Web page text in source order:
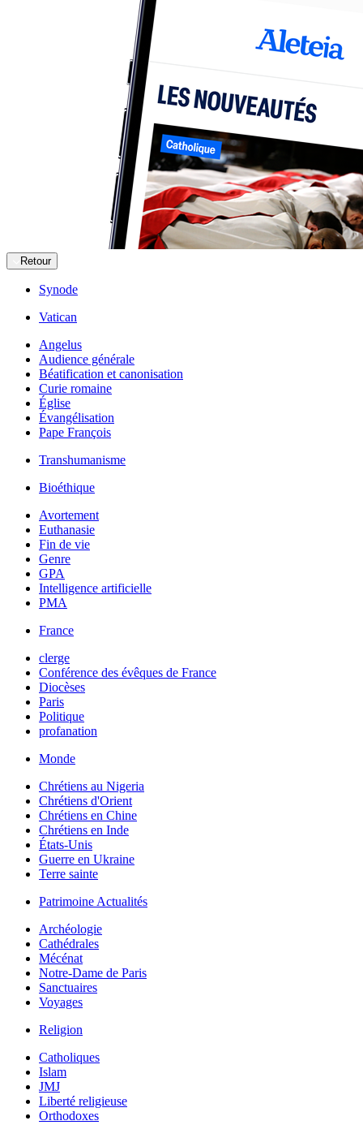
Retour
Synode
Vatican
Angelus
Audience générale
Béatification et canonisation
Curie romaine
Église
Évangélisation
Pape François
Transhumanisme
Bioéthique
Avortement
Euthanasie
Fin de vie
Genre
GPA
Intelligence artificielle
PMA
France
clerge
Conférence des évêques de France
Diocèses
Paris
Politique
profanation
Monde
Chrétiens au Nigeria
Chrétiens d'Orient
Chrétiens en Chine
Chrétiens en Inde
États-Unis
Guerre en Ukraine
Terre sainte
Patrimoine Actualités
Archéologie
Cathédrales
Mécénat
Notre-Dame de Paris
Sanctuaires
Voyages
Religion
Catholiques
Islam
JMJ
Liberté religieuse
Orthodoxes